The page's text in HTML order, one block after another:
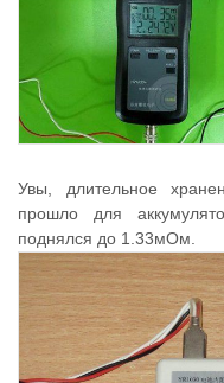
Увы, длительное
прошло для
поднялся до 1.33мОм.